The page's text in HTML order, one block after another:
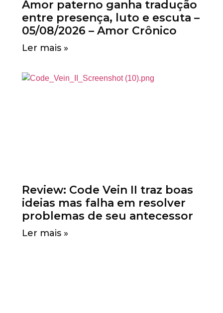
Amor paterno ganha tradução
entre presença, luto e escuta –
05/08/2026 – Amor Crônico
Ler mais »
Review: Code Vein II traz boas
ideias mas falha em resolver
problemas de seu antecessor
Ler mais »